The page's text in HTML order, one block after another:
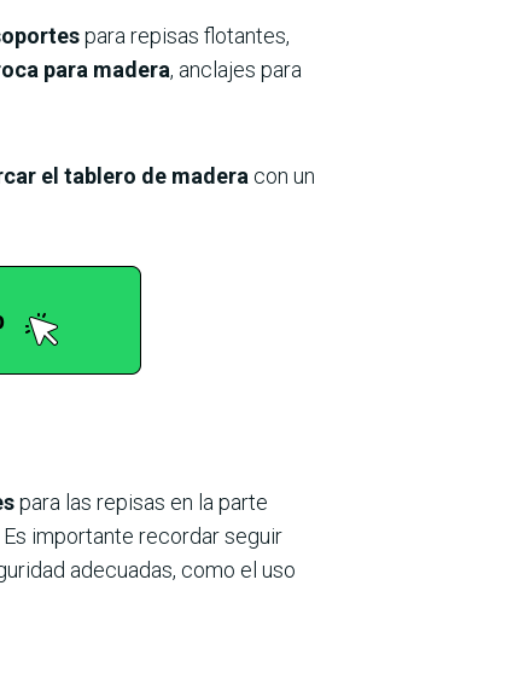
para repisas flotantes,
para madera, anclajes para
el tablero de madera con un
para las repisas en la parte
Es importante recordar seguir
adecuadas, como el uso